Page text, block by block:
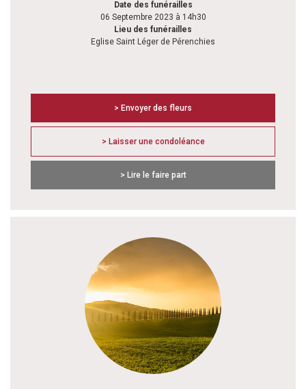
Date des funérailles
06 Septembre 2023 à 14h30
Lieu des funérailles
Eglise Saint Léger de Pérenchies
> Envoyer des fleurs
> Laisser une condoléance
> Lire le faire part